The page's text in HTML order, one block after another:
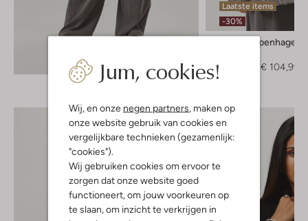
Jum, cookies!
Wij, en onze negen partners, maken op
onze website gebruik van cookies en
vergelijkbare technieken (gezamenlijk:
"cookies").
Wij gebruiken cookies om ervoor te
zorgen dat onze website goed
functioneert, om jouw voorkeuren op
te slaan, om inzicht te verkrijgen in
Ontdek de look
Laatste items
-30%
Msch Copenhagen
€ 104,99